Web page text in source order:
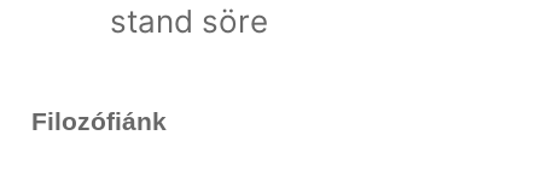
stand söre
Filozófiánk